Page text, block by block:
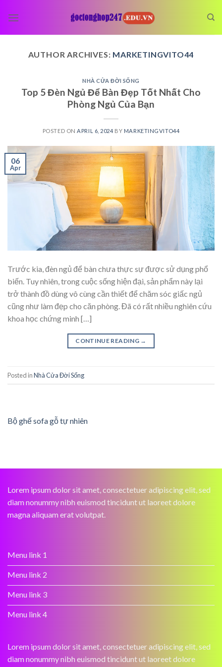
AUTHOR ARCHIVES: MARKETINGVITO44
NHÀ CỬA ĐỜI SỐNG
Top 5 Đèn Ngủ Để Bàn Đẹp Tốt Nhất Cho
Phòng Ngủ Của Bạn
POSTED ON APRIL 6, 2024 BY MARKETINGVITO44
06
Apr
‍Trước kia, đèn ngủ để bàn chưa thực sự được sử dụng phổ
biến. Tuy nhiên, trong cuộc sống hiện đại, sản phẩm này lại
trở thành đồ dùng vô cùng cần thiết để chăm sóc giấc ngủ
cũng như làm đẹp cho căn phòng. Đã có rất nhiều nghiên cứu
khoa học chứng minh […]
CONTINUE READING →
Posted inNhà Cửa Đời Sống
Bộ ghế sofa gỗ tự nhiên
Lorem ipsum dolor sit amet, consectetuer adipiscing elit, sed
diam nonummy nibh euismod tincidunt ut laoreet dolore
magna aliquam erat volutpat.
Menu link 1
Menu link 2
Menu link 3
Menu link 4
Lorem ipsum dolor sit amet, consectetuer adipiscing elit, sed
diam nonummy nibh euismod tincidunt ut laoreet dolore